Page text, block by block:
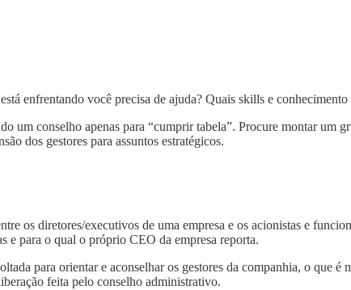
enfrentando você precisa de ajuda? Quais skills e
um conselho apenas para “cumprir tabela”. Procure montar um
dos gestores para assuntos estratégicos.
os diretores/executivos de uma empresa e os acionistas e
e para o qual o próprio CEO da empresa reporta.
para orientar e aconselhar os gestores da companhia, o que é
feita pelo conselho administrativo.